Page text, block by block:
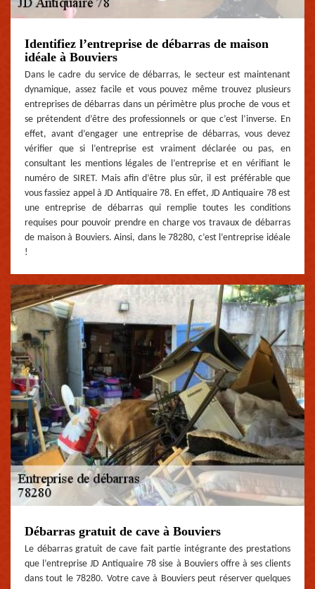
Identifiez l’entreprise de débarras de maison
idéale à Bouviers
Dans le cadre du service de débarras, le secteur est maintenant
dynamique, assez facile et vous pouvez même trouvez plusieurs
entreprises de débarras dans un périmètre plus proche de vous et
se prétendent d’être des professionnels or que c’est l’inverse. En
effet, avant d’engager une entreprise de débarras, vous devez
vérifier que si l’entreprise est vraiment déclarée ou pas, en
consultant les mentions légales de l’entreprise et en vérifiant le
numéro de SIRET. Mais afin d’être plus sûr, il est préférable que
vous fassiez appel à JD Antiquaire 78. En effet, JD Antiquaire 78 est
une entreprise de débarras qui remplie toutes les conditions
requises pour pouvoir prendre en charge vos travaux de débarras
de maison à Bouviers. Ainsi, dans le 78280, c’est l’entreprise idéale
!
Débarras gratuit de cave à Bouviers
Le débarras gratuit de cave fait partie intégrante des prestations
que l’entreprise JD Antiquaire 78 sise à Bouviers offre à ses clients
dans tout le 78280. Votre cave à Bouviers peut réserver quelques